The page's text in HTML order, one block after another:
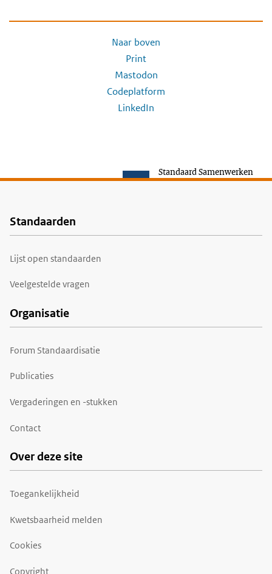
Naar boven
Print
Mastodon
Codeplatform
LinkedIn
Standaard Samenwerken
Voet
Standaarden
Lijst open standaarden
Veelgestelde vragen
Organisatie
Forum Standaardisatie
Publicaties
Vergaderingen en -stukken
Contact
Over deze site
Toegankelijkheid
Kwetsbaarheid melden
Cookies
Copyright